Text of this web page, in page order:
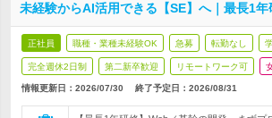
未経験からAI活用できる【SE】へ｜最長1
正社員 職種・業種未経験OK 急募 転勤なし
完全週休2日制 第二新卒歓迎 リモートワーク可
情報更新日：2026/07/30 終了予定日： 2026/08/31